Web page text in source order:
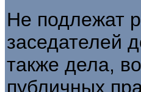
Не подлежат
заседателей
также дела,
публичных